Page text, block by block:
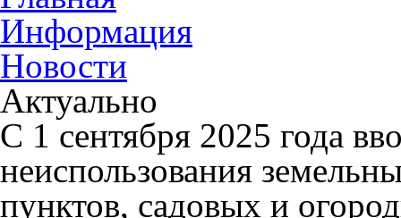
Информация
Новости
Актуально
С 1 сентября 2025 года
неиспользования
пунктов, садовых и